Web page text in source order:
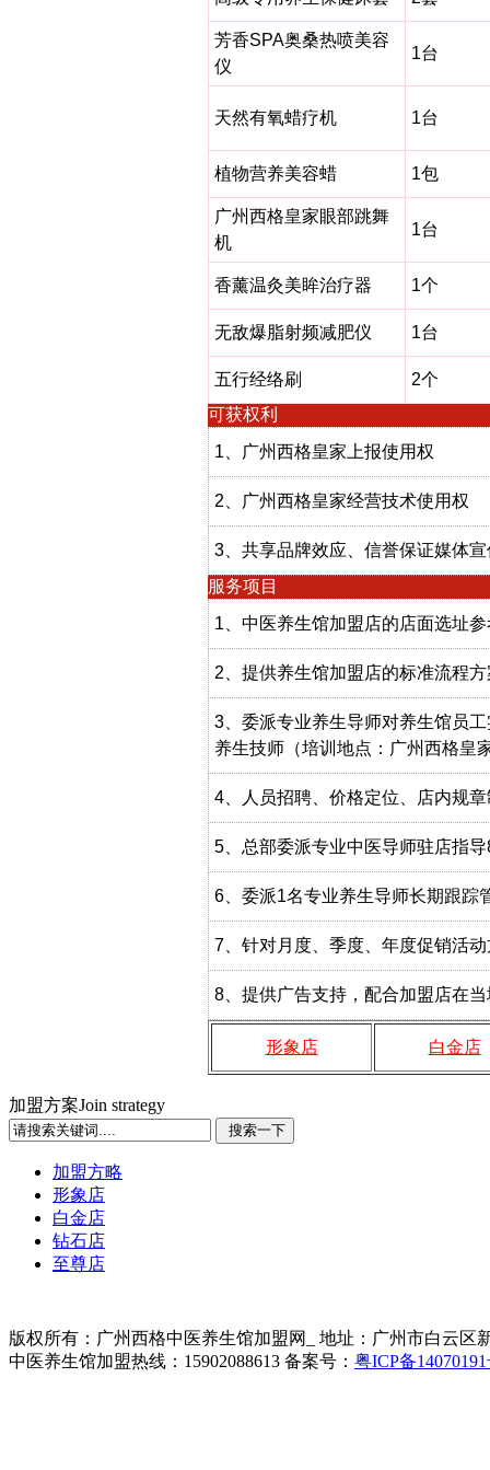
芳香SPA奥桑热喷美容
仪
1台
天然有氧蜡疗机 1台
植物营养美容蜡 1包
广州西格皇家眼部跳舞
机
1台
香薰温灸美眸治疗器 1个
无敌爆脂射频减肥仪 1台
五行经络刷
2个
可获权利
1、广州西格皇家上报使用权
2、广州西格皇家经营技术使用权
3、共享品牌效应、信誉保证媒体
服务项目
1、中医养生馆加盟店的店面选址
2、提供养生馆加盟店的标准流程
3、委派专业养生导师对养生馆员
养生技师（培训地点：广州西格皇
4、人员招聘、价格定位、店内规
5、总部委派专业中医导师驻店指
6、委派1名专业养生导师长期跟踪
7、针对月度、季度、年度促销活
8、提供广告支持，配合加盟店在
形象店 白金店
加盟方案Join strategy
加盟方略
形象店
白金店
钻石店
至尊店
版权所有：广州西格中医养生馆加盟网_ 地址：广州市白云区
中医养生馆加盟热线：15902088613 备案号： 粤ICP备